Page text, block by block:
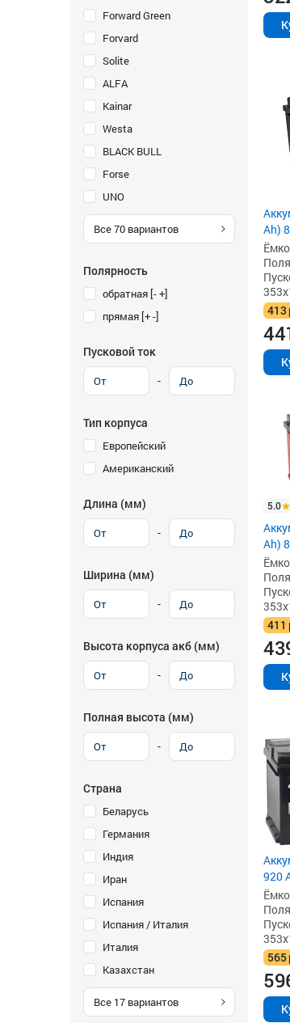
Forward Green
Forvard
Solite
ALFA
Kainar
Westa
BLACK BULL
Forse
UNO
Все70 вариантов
Полярность
обратная [- +]
прямая [+ -]
Пусковой ток
-
Тип корпуса
Европейский
Американский
Длина (мм)
-
Ширина (мм)
-
Высота корпуса акб (мм)
-
Полная высота (мм)
-
Страна
Беларусь
Германия
Индия
Иран
Испания
Испания / Италия
Италия
Казахстан
Все 17 вариантов
Ah)
413
5.0
Ah)
411
920
565